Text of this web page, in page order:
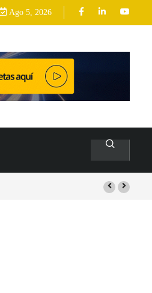
Ago 5, 2026